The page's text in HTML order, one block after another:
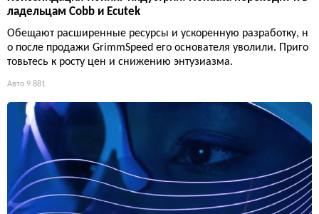
ладельцам Cobb и Ecutek
Обещают расширенные ресурсы и ускоренную разработку, н
о после продажи GrimmSpeed его основателя уволили. Приго
товьтесь к росту цен и снижению энтузиазма.
Авто 9 881